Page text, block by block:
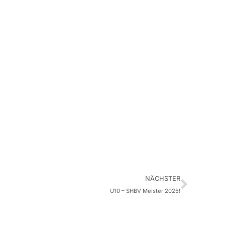
NÄCHSTER
U10 – SHBV Meister 2025!